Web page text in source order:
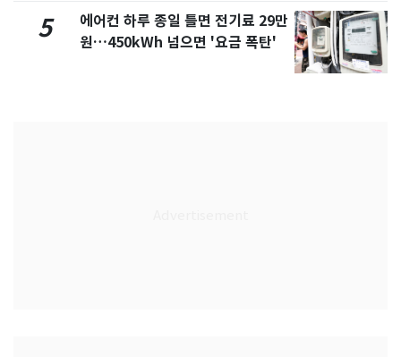
5
에어컨 하루 종일 틀면 전기료 29만
원…450kWh 넘으면 '요금 폭탄'